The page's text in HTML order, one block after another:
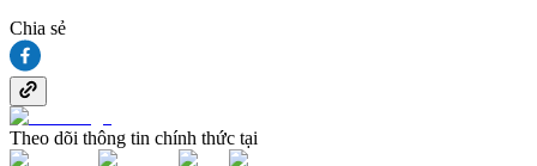
Chia sẻ
Theo dõi thông tin chính thức tại